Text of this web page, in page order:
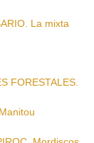
La mixta
FORESTALES.